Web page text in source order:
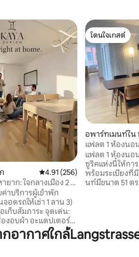
คะแนนเฉลี่ย 4.91 จาก 5, 256 รี
4.91 (256)
ยาก: ใจกลางเมือง 2 -
ค่าบริการผู้เข้าพัก
อดรถให้เช่า 1 ลาน 3)
สัมภาระ จุดเด่น:
องอบผ้า อะแดปเตอร์
เด็กอ่อน (ตามคำขอ)
ามบิน 1 สถานีรถไฟไป
โดนใจเกสต์
โดนใจเกสต์
อพาร์ทเมนท์ใน
แฟลต 1 ห้องนอ
(เวสต์ 7)
แฟลต 1 ห้องนอ
ซูริคแห่งนี้ให้กา
พร้อมระเบียงที่
นท์มีขนาด 51 ต
เครื่องอบผ้าในห้องพัก ☞ 1.3 กม.
รถไฟหลักซูริค ☞
ากาศใกล้